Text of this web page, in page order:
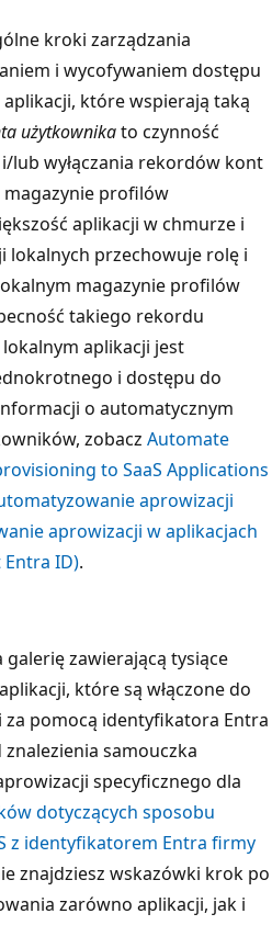
kroki zarządzania
i wycofywaniem dostępu
które wspierają taką
użytkownikato czynność
lub wyłączania rekordów kont
profilów
aplikacji w chmurze i
lokalnych przechowuje rolę i
magazynie profilów
takiego rekordu
aplikacji jest
i dostępu do
o automatycznym
zobacz Automate
to SaaS Applications
aprowizacji
aprowizacji w aplikacjach
ID).
zawierającą tysiące
które są włączone do
pomocą identyfikatora Entra
samouczka
specyficznego dla
dotyczących sposobu
z identyfikatorem Entra firmy
znajdziesz wskazówki krok po
zarówno aplikacji, jak i